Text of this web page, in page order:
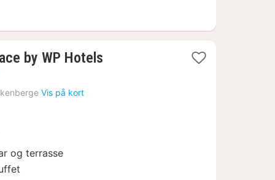
by WP Hotels
Vis på kort
og terrasse